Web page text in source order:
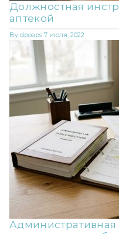
Должностная
аптекой
By dpoaps 7 июля, 2022
Административная